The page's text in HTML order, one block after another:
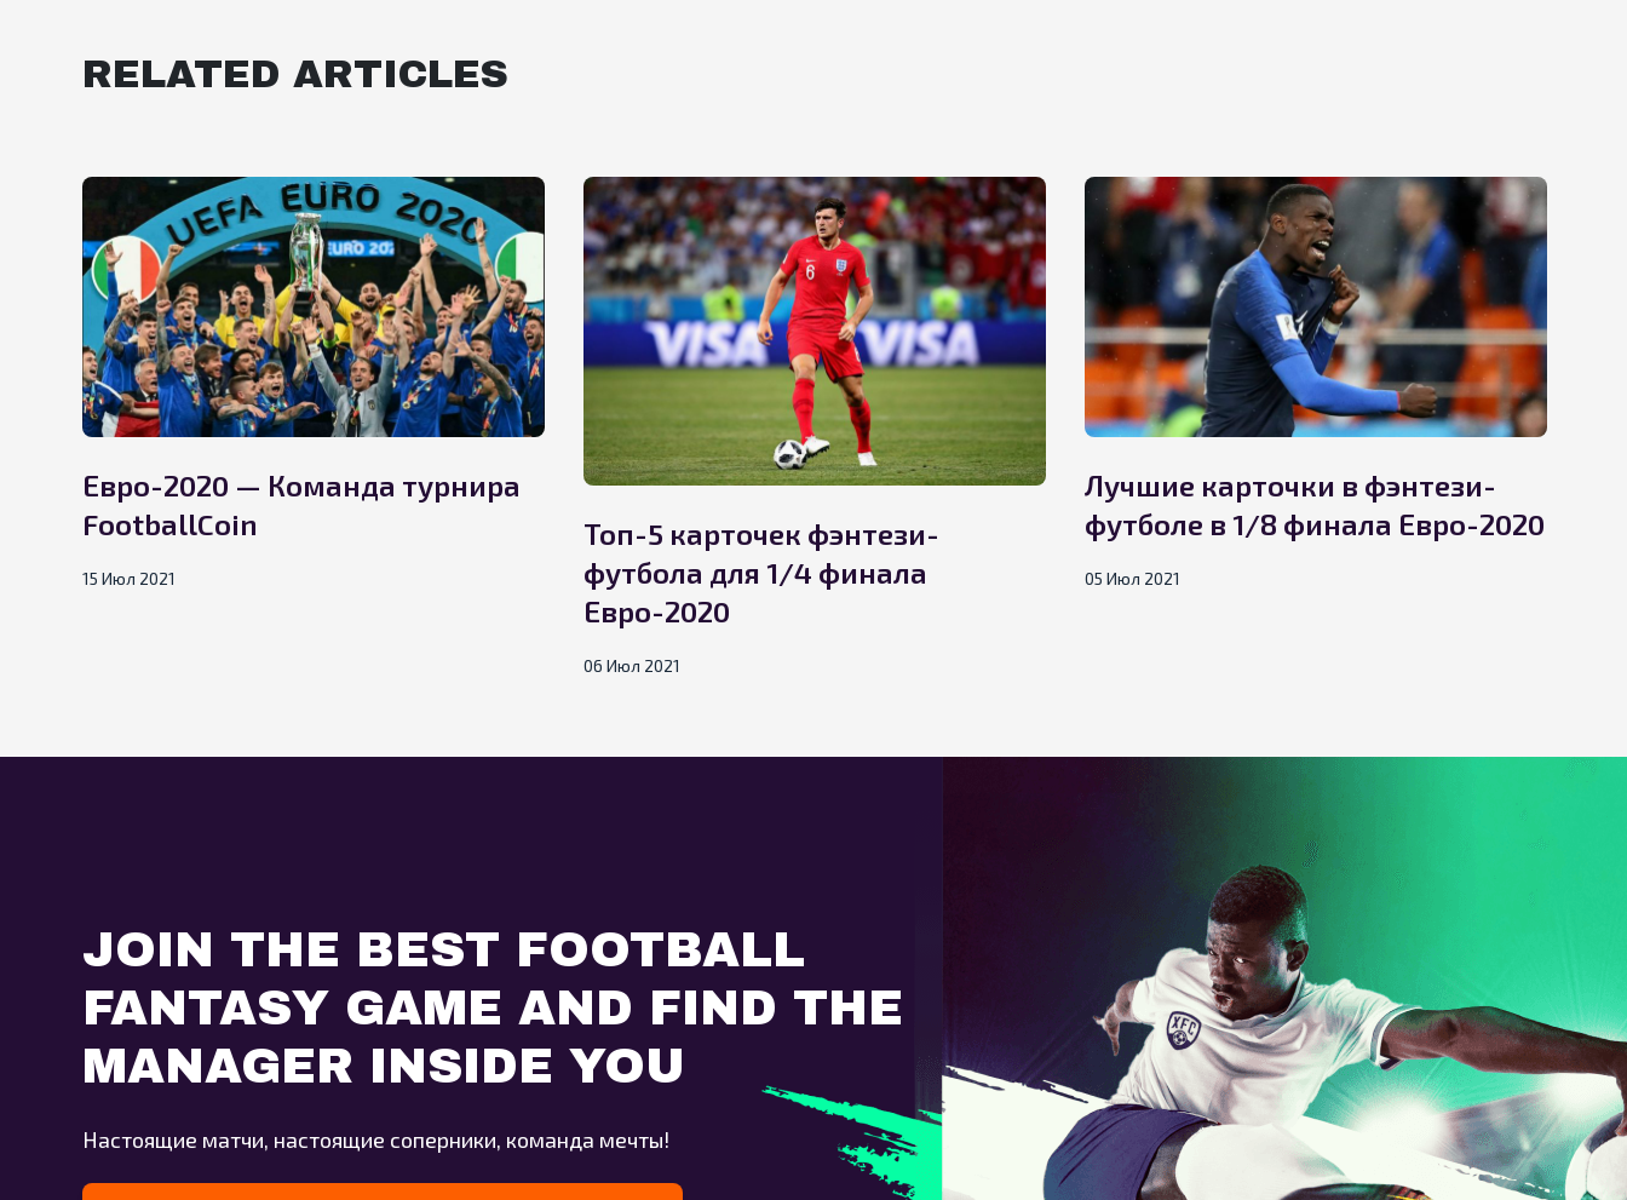
RELATED ARTICLES
Евро-2020 — Команда турнира
FootballCoin
15 Июл 2021
Топ-5 карточек фэнтези-
футбола для 1/4 финала
Евро-2020
06 Июл 2021
Лучшие карточки в фэнтези-
футболe в 1/8 финала Евро-2020
05 Июл 2021
JOIN THE BEST FOOTBALL
FANTASY GAME AND FIND THE
MANAGER INSIDE YOU
Настоящие матчи, настоящие соперники, команда мечты!